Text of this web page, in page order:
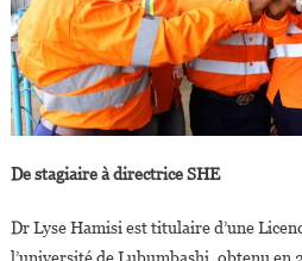
De stagiaire à directrice SHE
Dr Lyse Hamisi est titulaire d’une